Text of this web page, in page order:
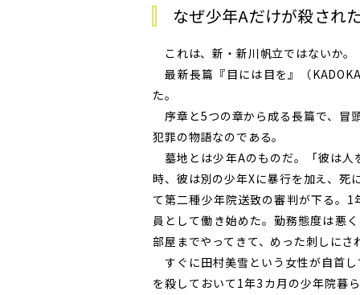
なぜ少年Aだけが殺され
これは、新・新川帆立ではないか。
最新長篇『目には目を』（
た。
序章と5つの章から成る長篇で、冒
犯罪の物語なのである。
墓地とは少年Aのものだ。「彼は
時、彼は別の少年Xに暴行を加え、死
て第二種少年院送致の審判が下る。
員として働き始めた。勤務態度は悪
部屋までやってきて、めった刺しに
すぐに田村美雪という女性が自首
を殺しておいて1年3カ月の少年院暮